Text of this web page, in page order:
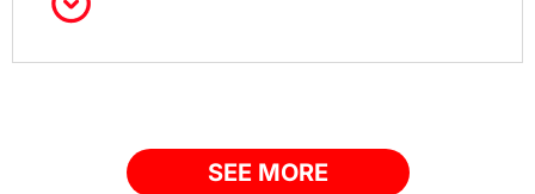
Desenvolvimento e implantação de projetos de
para programação de CLP, IHM, supervisório,
SEE MORE